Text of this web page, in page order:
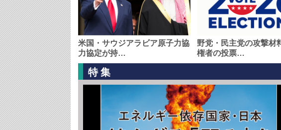
米国・サウジアラビア原子力協
力協定が持…
野党・民主党の攻撃材
権者の投票…
特集